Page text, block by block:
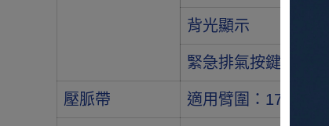
背光顯示
緊急排氣按鍵
壓脈帶 適用臂圍：17-32公分